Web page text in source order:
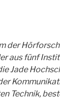
der
aus fünf
Jade
Technik,